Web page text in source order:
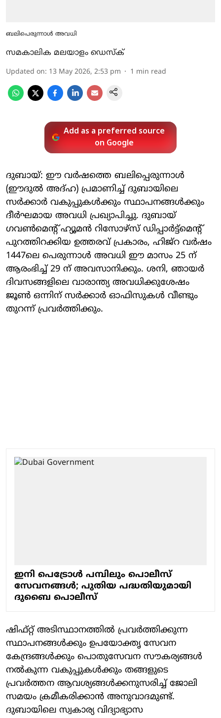
ബലിപെരുന്നാള്‍ അവധി
സമകാലിക മലയാളം ഡെസ്ക്
Updated on: 13 May 2026, 2:53 pm 1 min read
Add as a preferred source
on Google
ദുബായ്: ഈ വര്‍ഷത്തെ ബലിപ്പെരുന്നാള്‍
(ഈദുല്‍ അദ്ഹ) പ്രമാണിച്ച് ദുബായിലെ
സര്‍ക്കാര്‍ വകുപ്പുകള്‍ക്കും സ്ഥാപനങ്ങള്‍ക്കും
ദീര്‍ഘമായ അവധി പ്രഖ്യാപിച്ചു. ദുബായ്
ഗവണ്‍മെന്റ് ഹ്യൂമന്‍ റിസോഴ്സ് ഡിപ്പാര്‍ട്ട്മെന്റ്
പുറത്തിറക്കിയ ഉത്തരവ് പ്രകാരം, ഹിജ്‌റ വര്‍ഷം
1447ലെ പെരുന്നാള്‍ അവധി ഈ മാസം 25 ന്
ആരംഭിച്ച് 29 ന് അവസാനിക്കും. ശനി, ഞായര്‍
ദിവസങ്ങളിലെ വാരാന്ത്യ അവധിക്കുശേഷം
ജൂണ്‍ ഒന്നിന് സര്‍ക്കാര്‍ ഓഫിസുകള്‍ വീണ്ടും
തുറന്ന് പ്രവര്‍ത്തിക്കും.
ഇനി പെട്രോള്‍ പമ്പിലും പൊലീസ്
സേവനങ്ങള്‍; പുതിയ പദ്ധതിയുമായി
ദുബൈ പൊലീസ്
ഷിഫ്റ്റ് അടിസ്ഥാനത്തില്‍ പ്രവര്‍ത്തിക്കുന്ന
സ്ഥാപനങ്ങള്‍ക്കും ഉപയോക്തൃ സേവന
കേന്ദ്രങ്ങള്‍ക്കും പൊതുസേവന സൗകര്യങ്ങള്‍
നല്‍കുന്ന വകുപ്പുകള്‍ക്കും തങ്ങളുടെ
പ്രവര്‍ത്തന ആവശ്യങ്ങള്‍ക്കനുസരിച്ച് ജോലി
സമയം ക്രമീകരിക്കാന്‍ അനുവാദമുണ്ട്.
ദുബായിലെ സ്വകാര്യ വിദ്യാഭ്യാസ